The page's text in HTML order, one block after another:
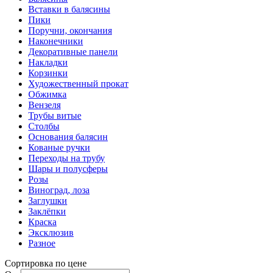
Вставки в балясины
Пики
Поручни, окончания
Наконечники
Декоративные панели
Накладки
Корзинки
Художественный прокат
Обжимка
Вензеля
Трубы витые
Столбы
Основания балясин
Кованые ручки
Переходы на трубу
Шары и полусферы
Розы
Виноград, лоза
Заглушки
Заклёпки
Краска
Эксклюзив
Разное
Сортировка по цене